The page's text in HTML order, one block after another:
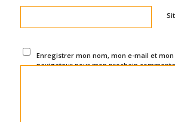
Enregistrer mon nom, mon e-mail et
navigateur pour mon prochain